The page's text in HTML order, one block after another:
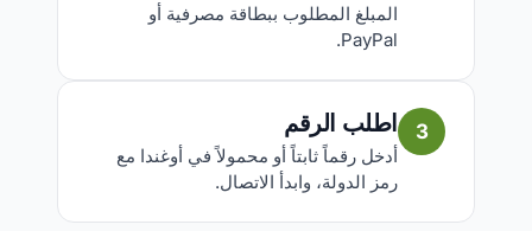
المبلغ المطلوب ببطاقة مصرفية أو
PayPal.
3 اطلب الرقم
أدخل رقماً ثابتاً أو محمولاً في أوغندا مع
رمز الدولة، وابدأ الاتصال.